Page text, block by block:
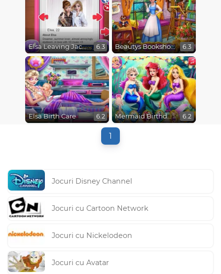
Elsa Leaving Jack Frost 6.3 Beautys Bookshop 6.3
Elsa Birth Care 6.2 Mermaid Birthday Party 6.2
1
Jocuri Disney Channel
Jocuri cu Cartoon Network
Jocuri cu Nickelodeon
Jocuri cu Avatar